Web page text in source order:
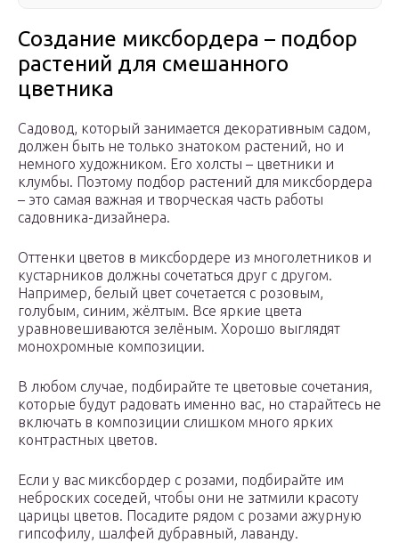
Создание миксбордера – подбор
растений для смешанного
цветника
Садовод, который занимается декоративным садом,
должен быть не только знатоком растений, но и
немного художником. Его холсты – цветники и
клумбы. Поэтому подбор растений для миксбордера
– это самая важная и творческая часть работы
садовника-дизайнера.
Оттенки цветов в миксбордере из многолетников и
кустарников должны сочетаться друг с другом.
Например, белый цвет сочетается с розовым,
голубым, синим, жёлтым. Все яркие цвета
уравновешиваются зелёным. Хорошо выглядят
монохромные композиции.
В любом случае, подбирайте те цветовые сочетания,
которые будут радовать именно вас, но старайтесь не
включать в композиции слишком много ярких
контрастных цветов.
Если у вас миксбордер с розами, подбирайте им
неброских соседей, чтобы они не затмили красоту
царицы цветов. Посадите рядом с розами ажурную
гипсофилу, шалфей дубравный, лаванду.